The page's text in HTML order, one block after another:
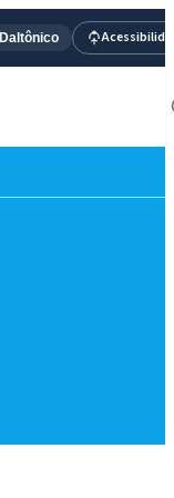
Daltônico